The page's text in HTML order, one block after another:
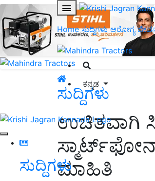
Home ಸುದ್ದಿಗಳು ಆರೋಗ್ಯ
ಕನ್ನಡ
ಸುದ್ದಿಗಳು
ಸುದ್ದಿಗಳು
ಉಚಿತವಾಗಿ
ಮಾಹಿತಿ